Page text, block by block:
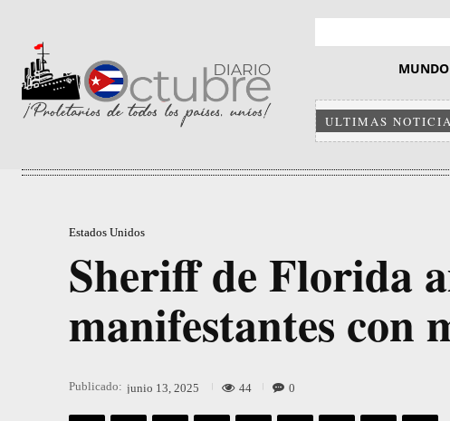
MUNDO
ULTIMAS
Estados Unidos
Sheriff de Florida
manifestantes con
Publicado: junio 13, 2025 44 0